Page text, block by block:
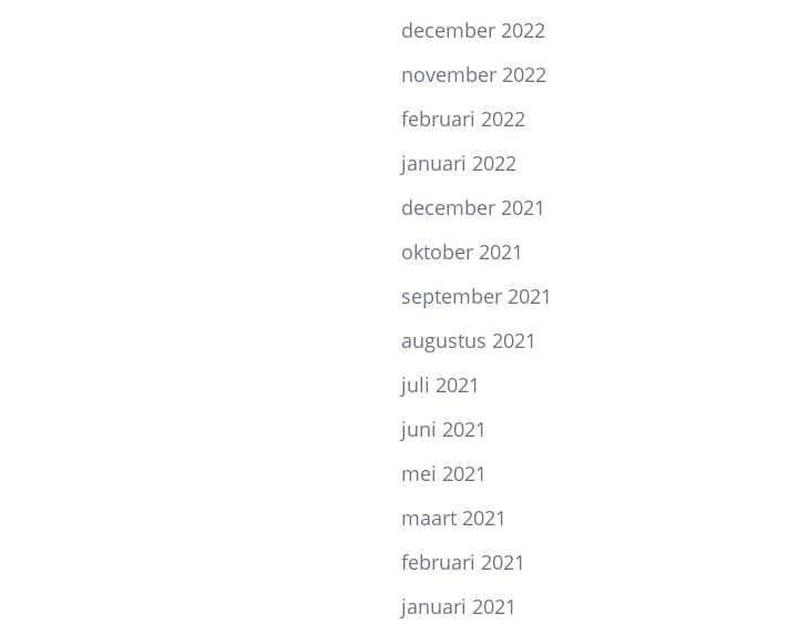
december 2022
november 2022
februari 2022
januari 2022
december 2021
oktober 2021
september 2021
augustus 2021
juli 2021
juni 2021
mei 2021
maart 2021
februari 2021
januari 2021